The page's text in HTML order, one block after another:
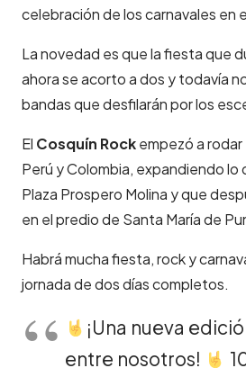
celebración de los carnavales en
La novedad es que la fiesta que
ahora se acorto a dos y todavía
bandas que desfilarán por los
El Cosquín Rockempezó a rodar
Perú y Colombia, expandiendo lo
Plaza Prospero Molina y que
en el predio de Santa María de
Habrá mucha fiesta, rock y
jornada de dos días completos.
¡Una nueva
entre nosotros!